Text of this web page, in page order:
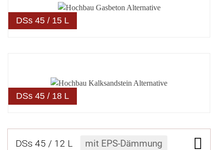
DSs 45 / 15 L
DSs 45 / 18 L
DSs 45 / 12 L mit EPS-Dämmung